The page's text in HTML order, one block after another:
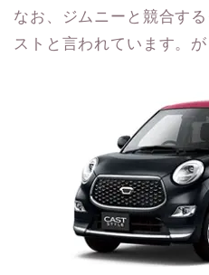
なお、ジムニーと競合す
ストと言われています。